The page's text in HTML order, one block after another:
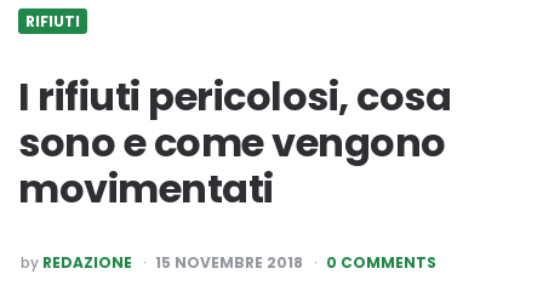
RIFIUTI
I rifiuti pericolosi, cosa
sono e come vengono
movimentati
POSTED
BY
by REDAZIONE 15 NOVEMBRE 2018 0 COMMENTS